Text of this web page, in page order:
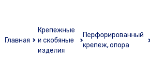
Главная
Крепежные
и скобяные
изделия
Перфорированный
крепеж, опора